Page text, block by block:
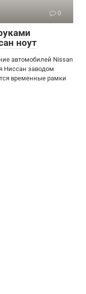
0
ноут
автомобилей Nissan
Ниссан заводом
временные рамки